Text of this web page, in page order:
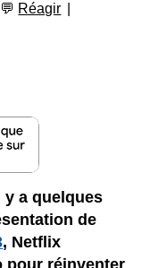
💬 Réagir
y a quelques
de
, Netflix
pour réinventer